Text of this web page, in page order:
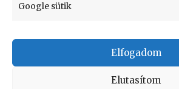
Google sütik
Elfogadom
Elutasítom
Impresszum
Adatvédelmi tájékoztató